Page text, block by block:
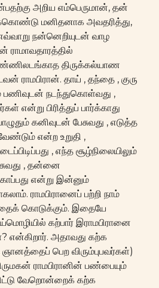
அறிய எம்பெருமான், தன்
மனிதனாக அவதரித்து,
நன்னெறியுடன் வாழ
திருக்கல்யாண
தாய் , தந்தை , குரு
பணிவுடன் நடந்துகொள்வது ,
என்று பிரித்துப் பார்க்காது
கனிவுடன் பேசுவது , எடுத்த
என்ற உறுதி ,
, எந்த சூழ்நிலையிலும்
, தன்னை
என்று இன்னும்
ராமபிரானைப் பற்றி நாம்
கொடுக்கும். இதையே
கற்பார் இராமபிரானை
என்கிறார். அதாவது கற்க
ஞானத்தைப் பெற விரும்புபவர்கள்)
ராமபிரானின் பண்பையும்
வேறொன்றைக் கற்க